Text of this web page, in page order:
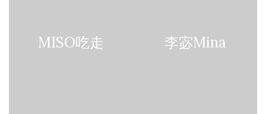
MISO吃走 李宓Mina